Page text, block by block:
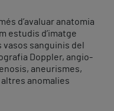
d’avaluar anatomia
estudis d’imatge
sanguinis del
Doppler, angio-
aneurismes,
anomalies